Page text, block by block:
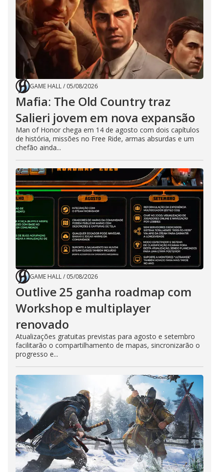
GAME HALL/ 05/08/2026
Mafia: The Old Country traz
Salieri jovem em nova expansão
Man of Honor chega em 14 de agosto com dois capítulos
de história, missões no Free Ride, armas absurdas e um
chefão ainda...
GAME HALL/ 05/08/2026
Outlive 25 ganha roadmap com
Workshop e multiplayer
renovado
Atualizações gratuitas previstas para agosto e setembro
facilitarão o compartilhamento de mapas, sincronizarão o
progresso e...